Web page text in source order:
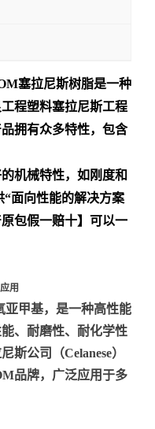
塞拉尼斯树脂是一种
程塑料塞拉尼斯工程
拥有众多特性，包含
机械特性，如刚度和
面向性能的解决方案
包假一赔十】可以一
用
亚甲基，是一种高性能
、耐磨性、耐化学性
斯公司（Celanese）
品牌，广泛应用于多